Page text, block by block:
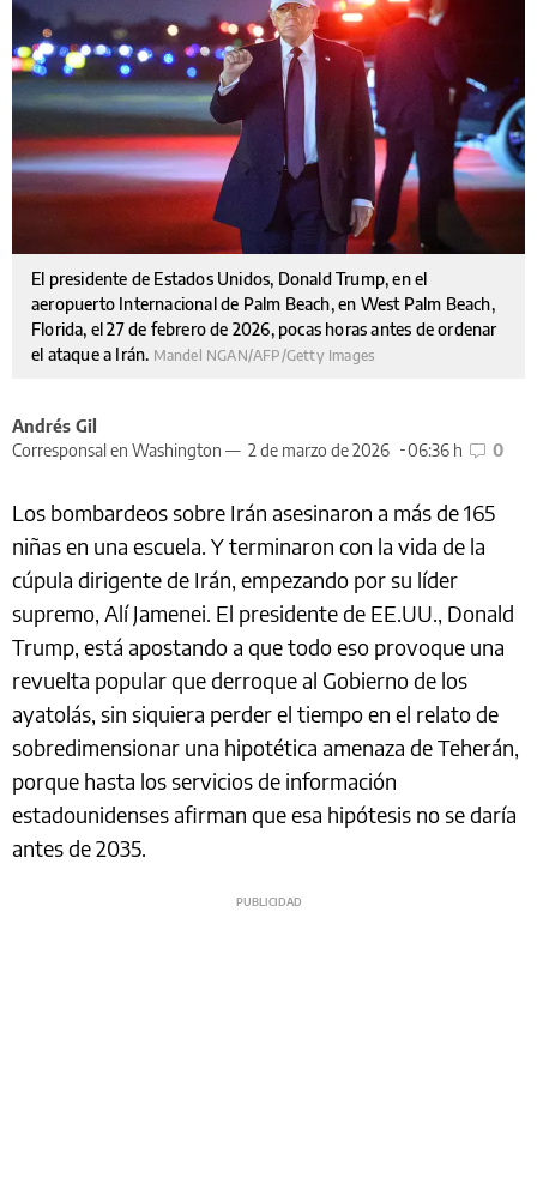
El presidente de Estados Unidos, Donald Trump, en el
aeropuerto Internacional de Palm Beach, en West Palm Beach,
Florida, el 27 de febrero de 2026, pocas horas antes de ordenar
el ataque a Irán. Mandel NGAN/AFP/Getty Images
Andrés Gil
Corresponsal en Washington — 2 de marzo de 2026 06:36 h 0
Los bombardeos sobre Irán asesinaron a más de 165
niñas en una escuela. Y terminaron con la vida de la
cúpula dirigente de Irán, empezando por su líder
supremo, Alí Jamenei. El presidente de EE.UU., Donald
Trump, está apostando a que todo eso provoque una
revuelta popular que derroque al Gobierno de los
ayatolás, sin siquiera perder el tiempo en el relato de
sobredimensionar una hipotética amenaza de Teherán,
porque hasta los servicios de información
estadounidenses afirman que esa hipótesis no se daría
antes de 2035.